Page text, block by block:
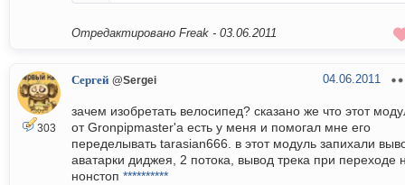
Отредактировано Freak - 03.06.2011
303
Сергей @Sergei 04.06.2011
зачем изобретать велосипед? сказано же что этот
от Gronpipmaster'а есть у меня и помогал мне его
переделывать tarasian666. в этот модуль запихали
аватарки диджея, 2 потока, вывод трека при переходе
нонстоп **********